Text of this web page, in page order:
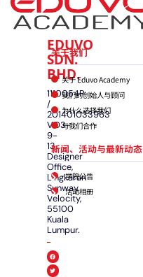
EDUVO
SDN.
BHD.
1110054P
/
201401033963
VO3-
9-
13,
Designer
Office,
Lingkaran
Sunway
Velocity,
55100
Kuala
Lumpur.
关于我们
关于 Eduvo Academy
我们的创始人与顾问
为什么选择我们
与我们合作
新闻、活动与最新动态
学院公告
活动相册